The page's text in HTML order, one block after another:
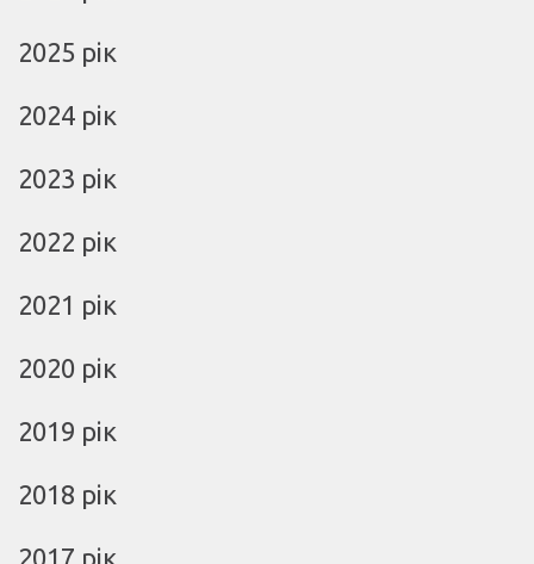
2025 рік
2024 рік
2023 рік
2022 рік
2021 рік
2020 рік
2019 рік
2018 рік
2017 рік